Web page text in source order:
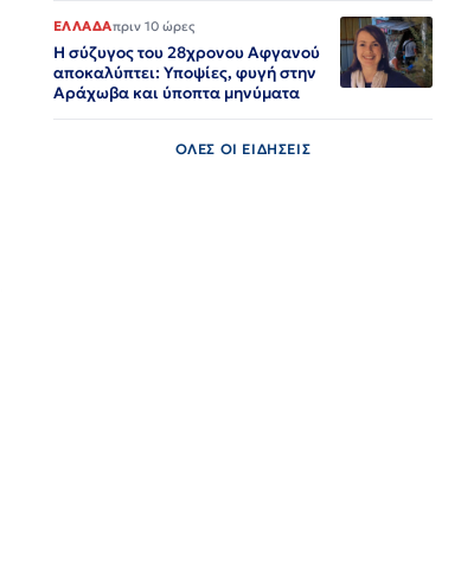
ΕΛΛΑΔΑπριν 10 ώρες
Η σύζυγος του 28χρονου Αφγανού
αποκαλύπτει: Υποψίες, φυγή στην
Αράχωβα και ύποπτα μηνύματα
ΟΛΕΣ ΟΙ ΕΙΔΗΣΕΙΣ